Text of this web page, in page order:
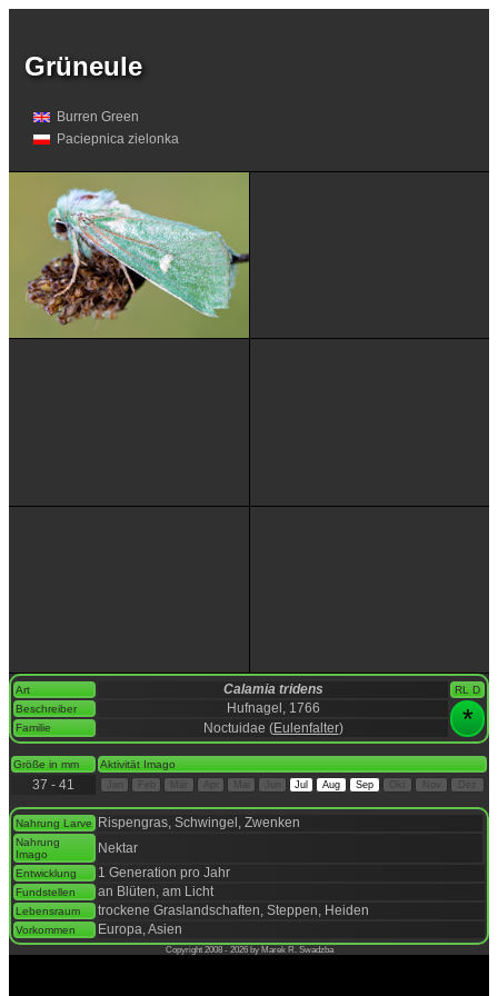
Grüneule
Burren Green
Paciepnica zielonka
Art Calamia tridens
RL D
Beschreiber
Hufnagel, 1766 *
Familie Noctuidae (Eulenfalter)
Größe in mm Aktivität Imago
37 - 41 Jul Aug Sep Dez
Nahrung Larve Rispengras, Schwingel, Zwenken
Nahrung
Imago
Nektar
Entwicklung 1 Generation pro Jahr
Fundstellen an Blüten, am Licht
Lebensraum trockene Graslandschaften, Steppen, Heiden
Vorkommen Europa, Asien
Copyright 2008 - 2026 by Marek R. Swadzba